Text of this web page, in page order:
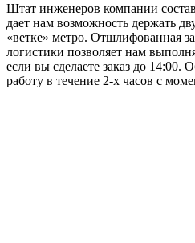
Штат инженеров компании
дает нам возможность держать
«ветке» метро. Отшлифованная
логистики позволяет нам
если вы сделаете заказ до 14:00.
работу в течение 2-х часов с